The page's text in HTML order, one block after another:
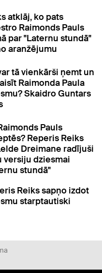
atklāj, ko pats
Raimonds Pauls
par "Laternu stundā"
aranžējumu
tā vienkārši ņemt un
Raimonda Paula
Skaidro Guntars
Pauls
Reperis Reiks
Dreimane radījuši
versiju dziesmai
stundā"
Reiks sapņo izdot
starptautiski